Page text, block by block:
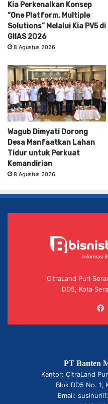
Kia Perkenalkan Konsep
“One Platform, Multiple
Solutions” Melalui Kia PV5 di
GIIAS 2026
8 Agustus 2026
Wagub Dimyati Dorong
Desa Manfaatkan Lahan
Tidur untuk Perkuat
Kemandirian
8 Agustus 2026
CitraLand Puri
DD5, Kota
PT Banten
Kantor: CitraLand
Blok DD5 No. 1,
Email: